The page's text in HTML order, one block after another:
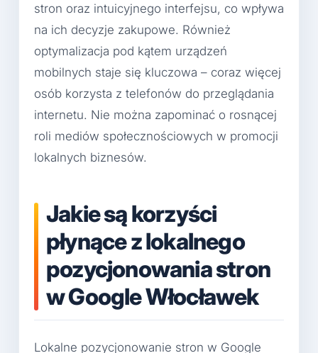
stron oraz intuicyjnego interfejsu, co wpływa
na ich decyzje zakupowe. Również
optymalizacja pod kątem urządzeń
mobilnych staje się kluczowa – coraz więcej
osób korzysta z telefonów do przeglądania
internetu. Nie można zapominać o rosnącej
roli mediów społecznościowych w promocji
lokalnych biznesów.
Jakie są korzyści
płynące z lokalnego
pozycjonowania stron
w Google Włocławek
Lokalne pozycjonowanie stron w Google